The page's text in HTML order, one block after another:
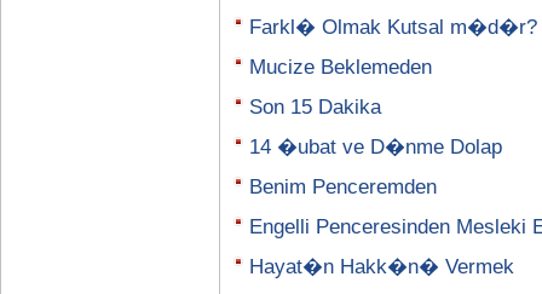
Farkl� Olmak Kutsal m�d�r?
Mucize Beklemeden
Son 15 Dakika
14 �ubat ve D�nme Dolap
Benim Penceremden
Engelli Penceresinden
Hayat�n Hakk�n� Vermek